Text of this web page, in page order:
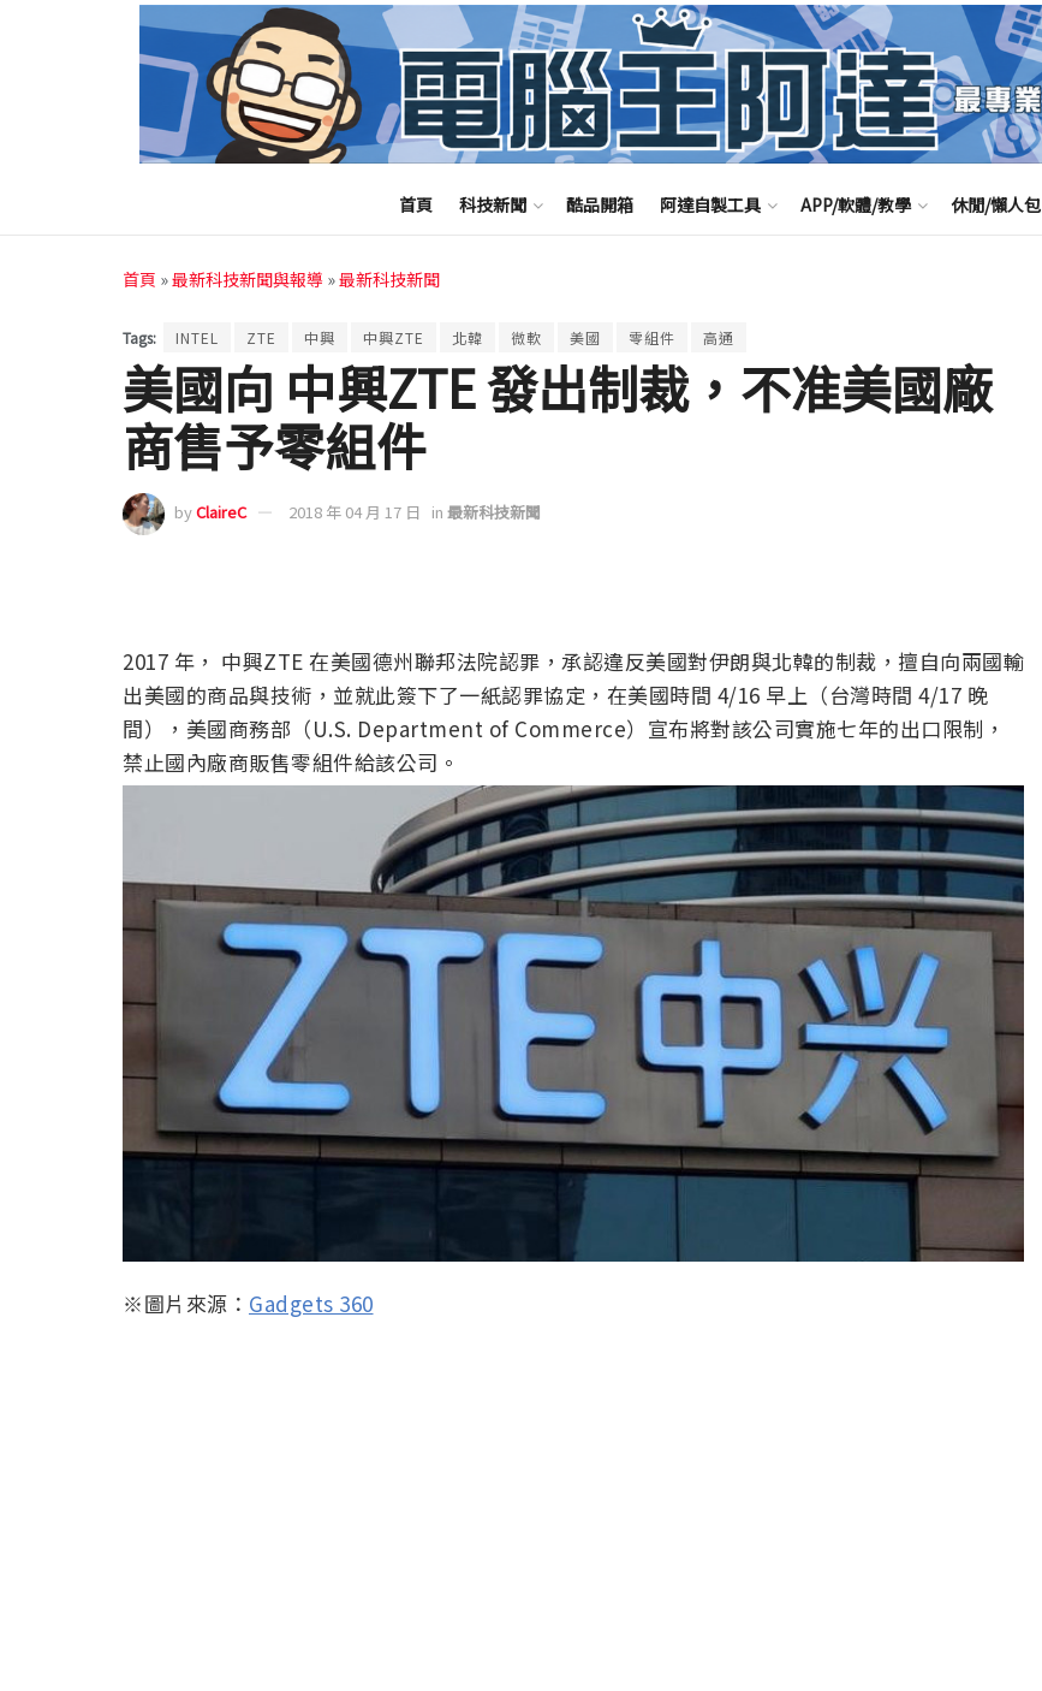
首頁 科技新聞 酷品開箱 阿達自製工具 APP/軟體/教學 休閒/懶人包
首頁 »最新科技新聞與報導 »最新科技新聞
Tags: INTEL ZTE 中興 中興ZTE 北韓 微軟 美國 零組件 高通
美國向 中興ZTE 發出制裁，不准美國廠
商售予零組件
byClaireC 2018 年 04 月 17 日 in 最新科技新聞
2017 年， 中興ZTE 在美國德州聯邦法院認罪，承認違反美國對伊朗與北韓的制裁，擅自向兩國輸
出美國的商品與技術，並就此簽下了一紙認罪協定，在美國時間 4/16 早上（台灣時間 4/17 晚
間），美國商務部（U.S. Department of Commerce）宣布將對該公司實施七年的出口限制，
禁止國內廠商販售零組件給該公司。
※圖片來源： Gadgets 360